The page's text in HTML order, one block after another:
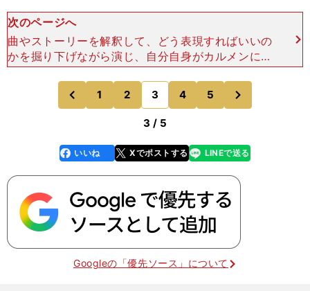
次のページへ
曲やストーリーを解釈して、どう表現すればいいの
かを掘り下げながら演じ、自分自身がカルメンにな
るために、カルメンとしてどう発言するかまでも作
り込んでいたのではないかと感じてしまう彼女の
『カルメン』は、強
前
のページへ
1 2 3 4 5
のページへ
3 / 5
faceboo
k
いいね Xでポストする
line LINEで送る
Googleの「優先ソース」について